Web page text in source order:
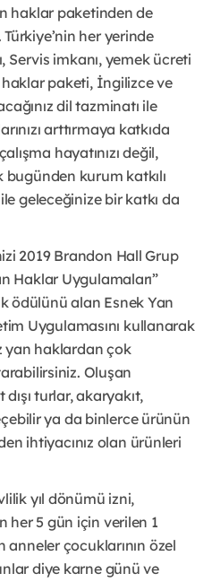
haklar paketinden de
her yerinde
Servis imkanı, yemek ücreti
paketi, İngilizce ve
dil tazminatı ile
arttırmaya katkıda
hayatınızı değil,
kurum katkılı
geleceğinize bir katkı da
2019 Brandon Hall Grup
Haklar Uygulamaları”
ödülünü alan Esnek Yan
Uygulamasını kullanarak
yan haklardan çok
Oluşan
turlar, akaryakıt,
ya da binlerce ürünün
ihtiyacınız olan ürünleri
yıl dönümü izni,
her 5 gün için verilen 1
anneler çocuklarının özel
diye karne günü ve